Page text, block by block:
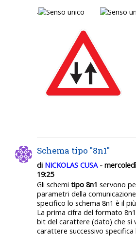
.
Schema tipo "8n1"
di NICKOLAS CUSA-
19:25
Gli schemi tipo 8n1 servono
parametri della comunicazione
specifico lo schema 8n1 è il
La prima cifra del formato
bit del carattere (dato) che si
carattere successivo specifica